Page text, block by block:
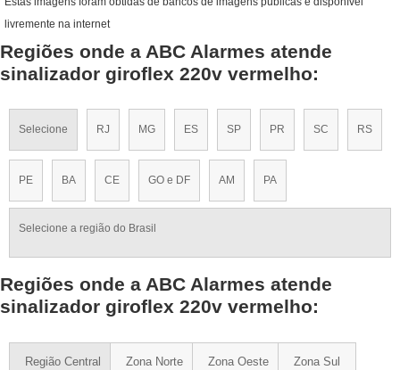
livremente na internet
Regiões onde a ABC Alarmes atende
sinalizador giroflex 220v vermelho:
Selecione RJ MG ES SP PR SC RS
PE BA CE GO e DF AM PA
Selecione a região do Brasil
Regiões onde a ABC Alarmes atende
sinalizador giroflex 220v vermelho:
Região Central Zona Norte Zona Oeste Zona Sul